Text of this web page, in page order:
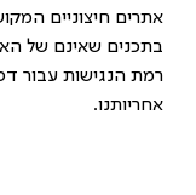
אתרים חיצוניים
בתכנים שאינם של
רמת הנגישות עבור
אחריותנו.